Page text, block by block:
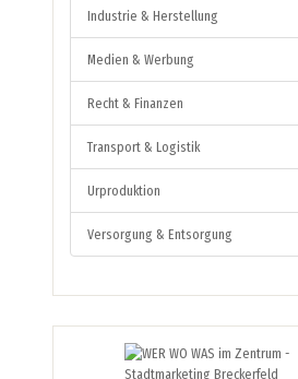
Industrie & Herstellung
Medien & Werbung
Recht & Finanzen
Transport & Logistik
Urproduktion
Versorgung & Entsorgung